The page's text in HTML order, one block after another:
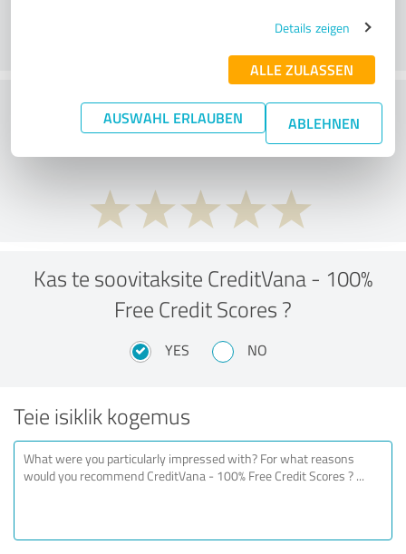
Details zeigen
ALLE ZULASSEN
AUSWAHL ERLAUBEN ABLEHNEN
What do you think of the price to
performance ratio?
Kas te soovitaksite CreditVana - 100%
Free Credit Scores ?
YES NO
Teie isiklik kogemus